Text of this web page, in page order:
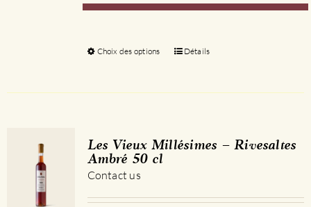
Choix des options
Ce
options
choisies
Détails
Les Vieux Millésimes – Rivesaltes
Ambré 50 cl
Contact us